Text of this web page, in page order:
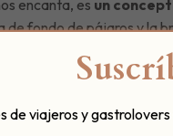
encanta, es un
de fondo de pájaros y la
de viajeros y